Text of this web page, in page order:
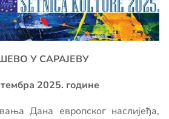
У САРАЈЕВУ
2025. године
Дана европског наслијеђа,